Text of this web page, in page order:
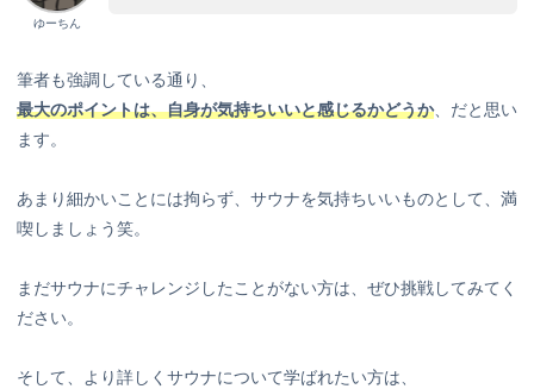
ゆーちん
筆者も強調している通り、
最大のポイントは、自身が気持ちいいと感じるかどうか、だと思い
ます。
あまり細かいことには拘らず、サウナを気持ちいいものとして、満
喫しましょう笑。
まだサウナにチャレンジしたことがない方は、ぜひ挑戦してみてく
ださい。
そして、より詳しくサウナについて学ばれたい方は、